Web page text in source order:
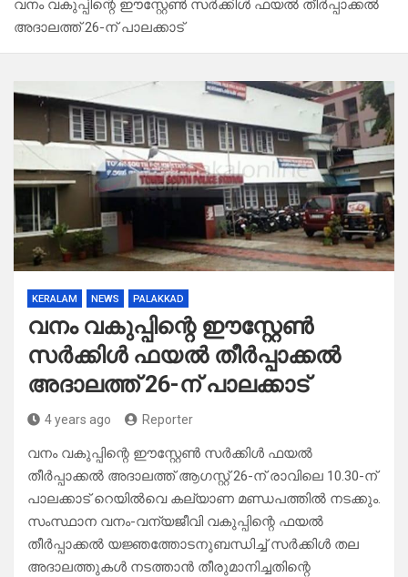
വനം വകുപ്പിന്റെ ഈസ്റ്റേണ്‍ സര്‍ക്കിള്‍ ഫയല്‍ തീര്‍പ്പാക്കല്‍
അദാലത്ത് 26-ന് പാലക്കാട്
KERALAM NEWS PALAKKAD
വനം വകുപ്പിന്റെ ഈസ്റ്റേണ്‍
സര്‍ക്കിള്‍ ഫയല്‍ തീര്‍പ്പാക്കല്‍
അദാലത്ത് 26-ന് പാലക്കാട്
4 years ago Reporter
വനം വകുപ്പിന്റെ ഈസ്റ്റേണ്‍ സര്‍ക്കിള്‍ ഫയല്‍
തീര്‍പ്പാക്കല്‍ അദാലത്ത് ആഗസ്റ്റ് 26-ന് രാവിലെ 10.30-ന്
പാലക്കാട് റെയില്‍വെ കല്യാണ മണ്ഡപത്തില്‍ നടക്കും.
സംസ്ഥാന വനം-വന്യജീവി വകുപ്പിന്റെ ഫയല്‍
തീര്‍പ്പാക്കല്‍ യജ്ഞത്തോടനുബന്ധിച്ച് സര്‍ക്കിള്‍ തല
അദാലത്തുകള്‍ നടത്താന്‍ തീരുമാനിച്ചതിന്റെ